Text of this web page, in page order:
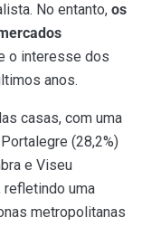
No entanto, os
o interesse dos
anos.
casas, com uma
(28,2%)
e Viseu
refletindo uma
metropolitanas